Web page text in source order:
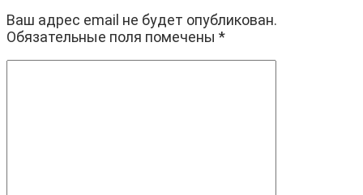
Ваш адрес email не будет опубликован.
Обязательные поля помечены *